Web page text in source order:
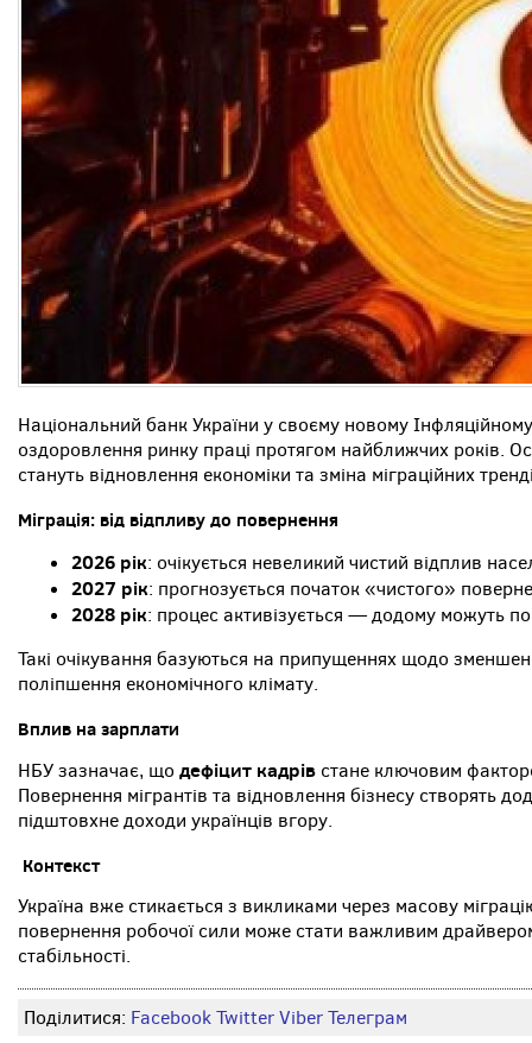
Національний банк України у своєму новому
оздоровлення ринку праці протягом найближчих років.
стануть відновлення економіки та зміна міграційних
Міграція: від відпливу до повернення
2026 рік: очікується невеликий чистий відплив
2027 рік: прогнозується початок «чистого»
2028 рік: процес активізується — додому можуть
Такі очікування базуються на припущеннях щодо
поліпшення економічного клімату.
Вплив на зарплати
НБУ зазначає, що дефіцит кадрів стане ключовим
Повернення мігрантів та відновлення бізнесу створять
підштовхне доходи українців вгору.
Контекст
Україна вже стикається з викликами через масову
повернення робочої сили може стати важливим
стабільності.
Поділитися: FacebookTwitterViberТелеграм